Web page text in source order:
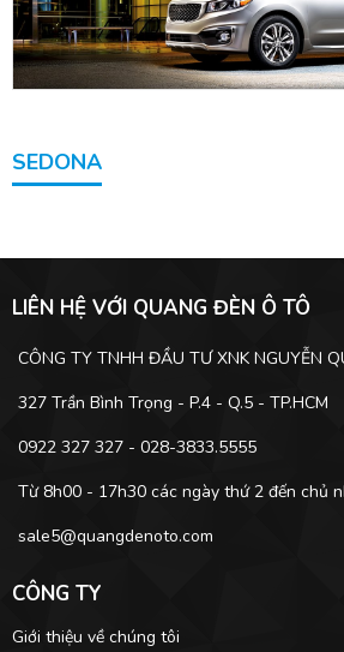
SEDONA
LIÊN HỆ VỚI QUANG ĐÈN Ô TÔ
CÔNG TY TNHH ĐẦU TƯ XNK NGUYỄN
327 Trần Bình Trọng - P.4 - Q.5 - TP.HCM
0922 327 327 - 028-3833.5555
Từ 8h00 - 17h30 các ngày thứ 2 đến chủ
sale5@quangdenoto.com
CÔNG TY
Giới thiệu về chúng tôi